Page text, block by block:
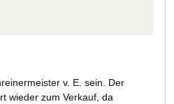
v. E. sein. Der
wieder zum Verkauf, da